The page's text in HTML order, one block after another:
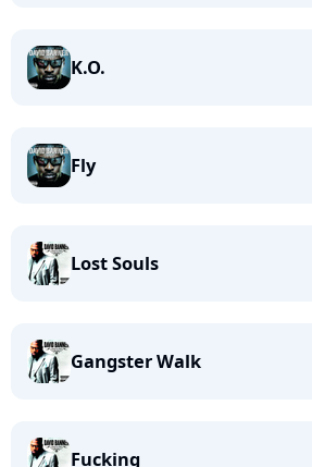
K.O.
Fly
Lost Souls
Gangster Walk
Fucking